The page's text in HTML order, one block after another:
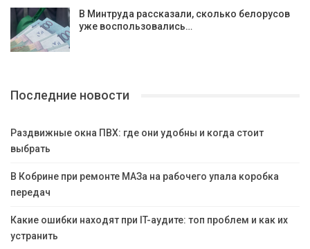
В Минтруда рассказали, сколько белорусов
уже воспользовались…
Последние новости
Раздвижные окна ПВХ: где они удобны и когда стоит
выбрать
В Кобрине при ремонте МАЗа на рабочего упала коробка
передач
Какие ошибки находят при IT-аудите: топ проблем и как их
устранить